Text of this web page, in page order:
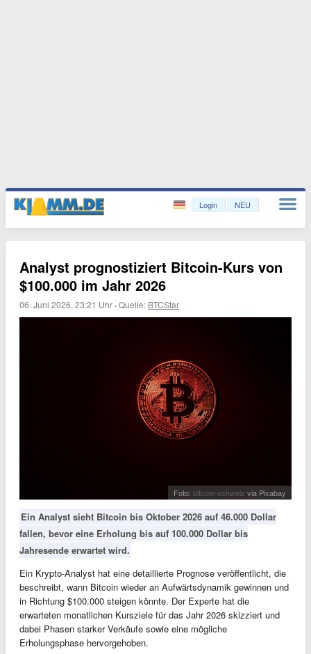
Login NEU
Analyst prognostiziert Bitcoin-Kurs von
$100.000 im Jahr 2026
06. Juni 2026, 23:21 Uhr ·Quelle: BTCStar
Foto: bitcoin-schweiz via Pixabay
Ein Analyst sieht Bitcoin bis Oktober 2026 auf 46.000 Dollar
fallen, bevor eine Erholung bis auf 100.000 Dollar bis
Jahresende erwartet wird.
Ein Krypto-Analyst hat eine detaillierte Prognose veröffentlicht, die
beschreibt, wann Bitcoin wieder an Aufwärtsdynamik gewinnen und
in Richtung $100.000 steigen könnte. Der Experte hat die
erwarteten monatlichen Kursziele für das Jahr 2026 skizziert und
dabei Phasen starker Verkäufe sowie eine mögliche
Erholungsphase hervorgehoben.